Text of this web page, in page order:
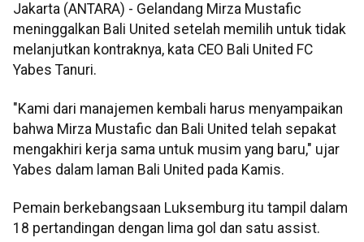
Jakarta (ANTARA) - Gelandang Mirza Mustafic
meninggalkan Bali United setelah memilih untuk tidak
melanjutkan kontraknya, kata CEO Bali United FC
Yabes Tanuri.
"Kami dari manajemen kembali harus menyampaikan
bahwa Mirza Mustafic dan Bali United telah sepakat
mengakhiri kerja sama untuk musim yang baru," ujar
Yabes dalam laman Bali United pada Kamis.
Pemain berkebangsaan Luksemburg itu tampil dalam
18 pertandingan dengan lima gol dan satu assist.